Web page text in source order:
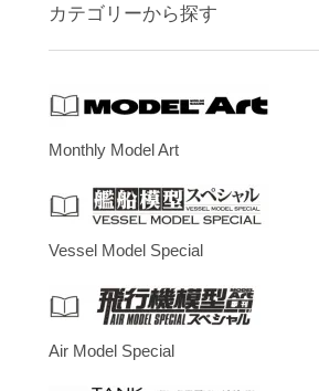
カテゴリーから探す
Monthly Model Art
Vessel Model Special
Air Model Special